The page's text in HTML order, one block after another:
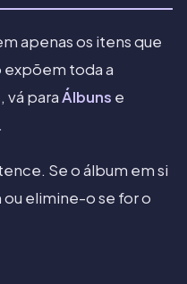
apenas os itens que
expõem toda a
vá paraÁlbuns e
.
Se o álbum em si
elimine-o se for o